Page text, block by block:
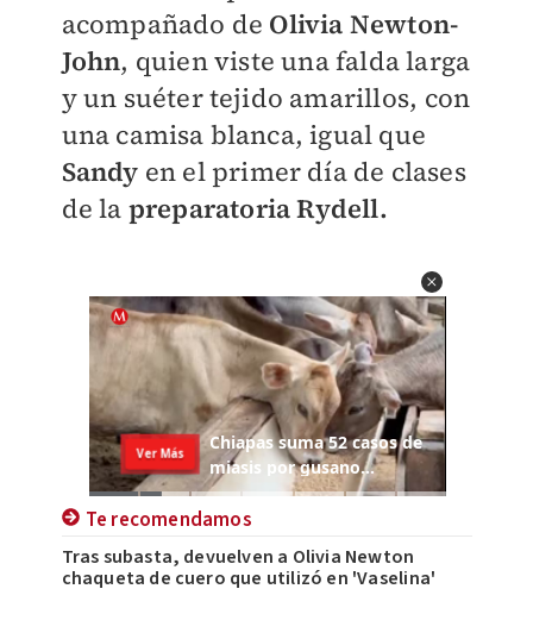
acompañado de Olivia Newton-
John, quien viste una falda larga
y un suéter tejido amarillos, con
una camisa blanca, igual que
Sandy en el primer día de clases
de la preparatoria Rydell.
Te recomendamos
Tras subasta, devuelven a Olivia Newton
chaqueta de cuero que utilizó en 'Vaselina'